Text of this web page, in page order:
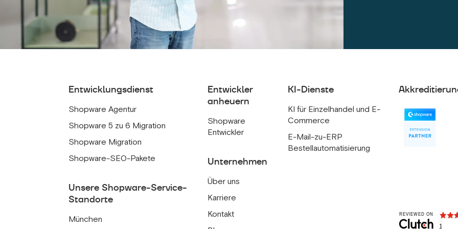
Entwicklungsdienst
Shopware Agentur
Shopware 5 zu 6 Migration
Shopware Migration
Shopware-SEO-Pakete
Unsere Shopware-Service-
Standorte
München
Entwickler
anheuern
Shopware
Entwickler
Unternehmen
Über uns
Karriere
Kontakt
KI-Dienste
KI für Einzelhandel und E-
Commerce
E-Mail-zu-ERP
Bestellautomatisierung